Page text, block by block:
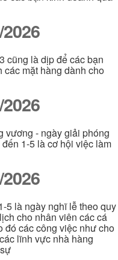
cũng là dịp để các bạn
mặt hàng dành cho
vương - ngày giải phóng
1-5 là cơ hội việc làm
5 là ngày nghĩ lễ theo quy
cho nhân viên các cá
đó các công việc như cho
lĩnh vực nhà hàng